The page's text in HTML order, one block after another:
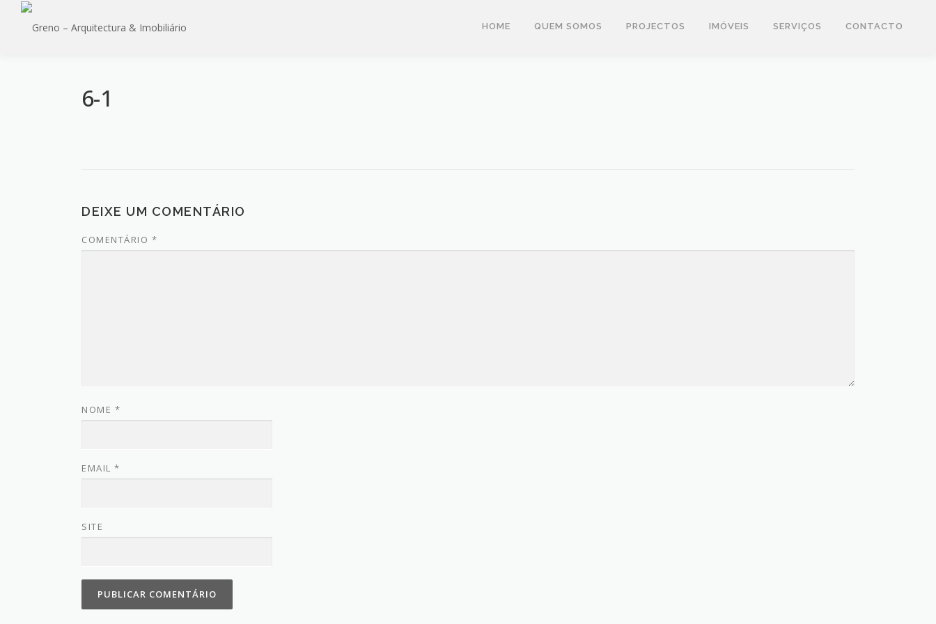
Saltar
HOME QUEM SOMOS PROJECTOS IMÓVEIS SERVIÇOS CONTACTO
6-1
DEIXE UM COMENTÁRIO
COMENTÁRIO *
NOME *
EMAIL *
SITE